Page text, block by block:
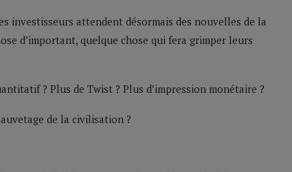
investisseurs attendent désormais des nouvelles de la
d’important, quelque chose qui fera grimper leurs
? Plus de Twist ? Plus d’impression monétaire ?
de la civilisation ?